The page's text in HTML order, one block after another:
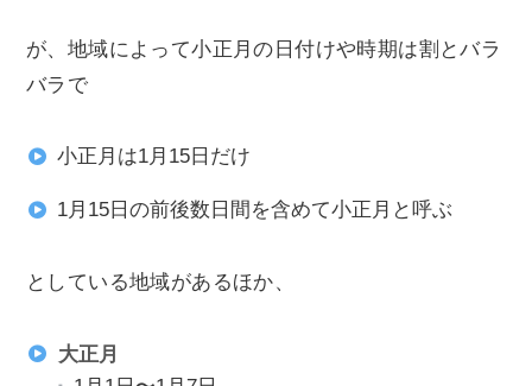
が、地域によって小正月の日付けや時期は割とバラ
バラで
小正月は1月15日だけ
1月15日の前後数日間を含めて小正月と呼ぶ
としている地域があるほか、
大正月